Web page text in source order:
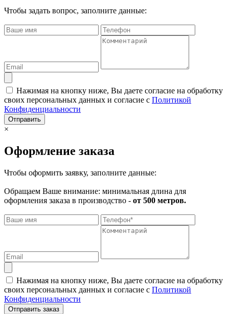
Чтобы задать вопрос, заполните данные:
Нажимая на кнопку ниже, Вы даете согласие на обработку
своих персональных данных и согласие с Политикой
Конфиденциальности
Отправить
×
Оформление заказа
Чтобы оформить заявку, заполните данные:
Обращаем Ваше внимание: минимальная длина для
оформления заказа в производство - от 500 метров.
Нажимая на кнопку ниже, Вы даете согласие на обработку
своих персональных данных и согласие с Политикой
Конфиденциальности
Отправить заказ